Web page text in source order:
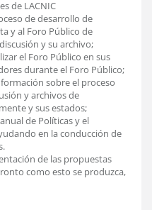
de LACNIC
de desarrollo de
y al Foro Público de
y su archivo;
el Foro Público en sus
durante el Foro Público;
sobre el proceso
y archivos de
y sus estados;
de Políticas y el
en la conducción de
de las propuestas
como esto se produzca,